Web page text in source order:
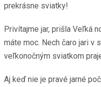
prekrásne sviatky!
Privítajme jar, prišla Veľká
máte moc. Nech čaro jari v
veľkonočným sviatkom
Aj keď nie je pravé jarné